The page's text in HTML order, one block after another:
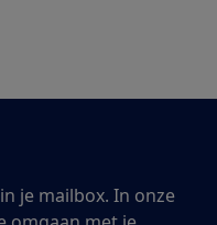
je mailbox. In onze